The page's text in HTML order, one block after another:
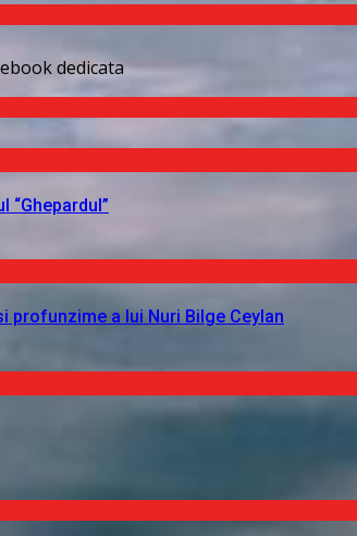
dedicata
profunzime a lui Nuri Bilge Ceylan